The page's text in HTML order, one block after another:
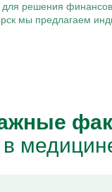
решения
мы предлагаем
в